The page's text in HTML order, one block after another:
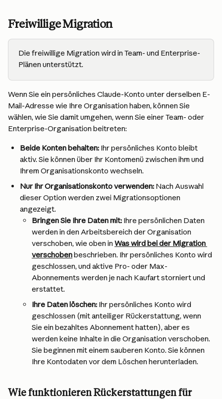
Freiwillige Migration
Die freiwillige Migration wird in Team- und Enterprise-
Plänen unterstützt.
Wenn Sie ein persönliches Claude-Konto unter derselben E-
Mail-Adresse wie Ihre Organisation haben, können Sie
wählen, wie Sie damit umgehen, wenn Sie einer Team- oder
Enterprise-Organisation beitreten:
Beide Konten behalten: Ihr persönliches Konto bleibt
aktiv. Sie können über Ihr Kontomenü zwischen ihm und
Ihrem Organisationskonto wechseln.
Nur Ihr Organisationskonto verwenden: Nach Auswahl
dieser Option werden zwei Migrationsoptionen
angezeigt.
Bringen Sie Ihre Daten mit: Ihre persönlichen Daten
werden in den Arbeitsbereich der Organisation
verschoben, wie oben in Was wird bei der Migration
verschoben beschrieben. Ihr persönliches Konto wird
geschlossen, und aktive Pro- oder Max-
Abonnements werden je nach Kaufart storniert und
erstattet.
Ihre Daten löschen: Ihr persönliches Konto wird
geschlossen (mit anteiliger Rückerstattung, wenn
Sie ein bezahltes Abonnement hatten), aber es
werden keine Inhalte in die Organisation verschoben.
Sie beginnen mit einem sauberen Konto. Sie können
Ihre Kontodaten vor dem Löschen herunterladen.
Wie funktionieren Rückerstattungen für